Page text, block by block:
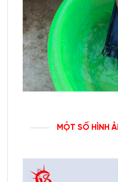
MỘT SỐ HÌNH